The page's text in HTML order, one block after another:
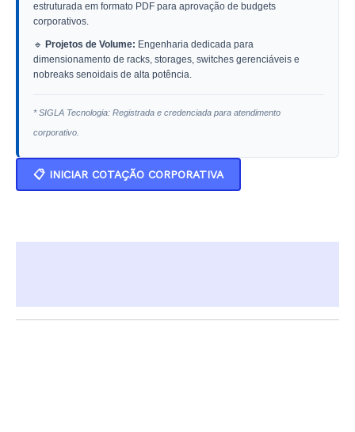
estruturada em formato PDF para aprovação de budgets
corporativos.
🔹 Projetos de Volume: Engenharia dedicada para
dimensionamento de racks, storages, switches gerenciáveis e
nobreaks senoidais de alta potência.
* SIGLA Tecnologia: Registrada e credenciada para atendimento
corporativo.
📋 INICIAR COTAÇÃO CORPORATIVA